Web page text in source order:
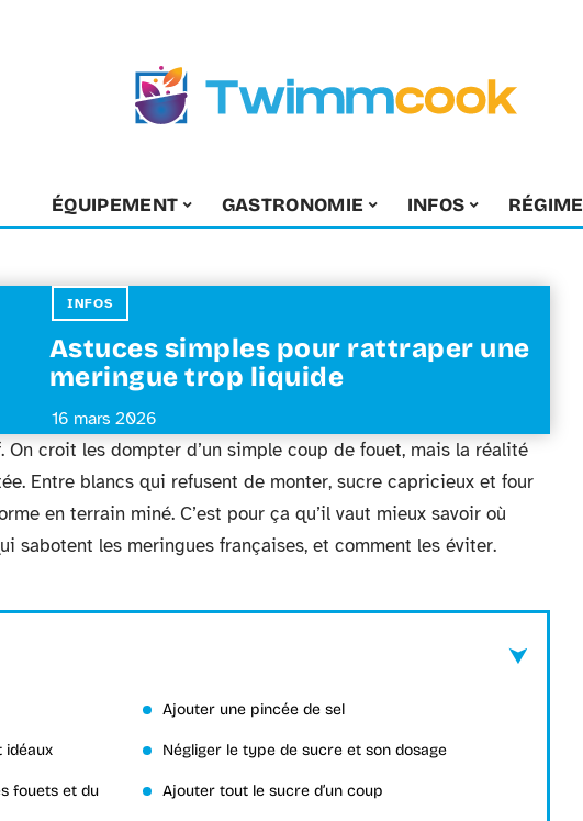
ÉQUIPEMENT GASTRONOMIE INFOS RÉGIME
INFOS
Astuces simples pour rattraper une
meringue trop liquide
16 mars 2026
On croit les dompter d’un simple coup de fouet, mais la réalité
Entre blancs qui refusent de monter, sucre capricieux et four
en terrain miné. C’est pour ça qu’il vaut mieux savoir où
sabotent les meringues françaises, et comment les éviter.
idéaux
fouets et du
Ajouter une pincée de sel
Négliger le type de sucre et son dosage
Ajouter tout le sucre d’un coup